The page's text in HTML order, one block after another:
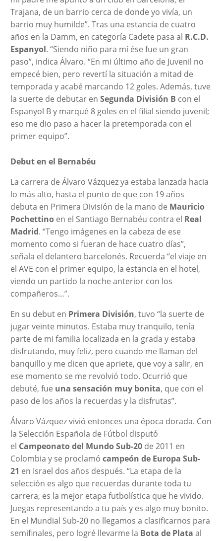
Trajana, de un barrio cerca de donde yo vivía, un
barrio muy humilde”. Tras una estancia de cuatro
años en la Damm, en categoría Cadete pasa al R.C.D.
Espanyol. “Siendo niño para mí ése fue un gran
paso”, indica Álvaro. “En mi último año de Juvenil no
empecé bien, pero revertí la situación a mitad de
temporada y acabé marcando 12 goles. Además, tuve
la suerte de debutar en Segunda División B con el
Espanyol B y marqué 8 goles en el filial siendo juvenil;
eso me dio paso a hacer la pretemporada con el
primer equipo”.
Debut en el Bernabéu
La carrera de Álvaro Vázquez ya estaba lanzada hacia
lo más alto, hasta el punto de que con 19 años
debuta en Primera División de la mano de Mauricio
Pochettinoen el Santiago Bernabéu contra el Real
Madrid. “Tengo imágenes en la cabeza de ese
momento como si fueran de hace cuatro días”,
señala el delantero barcelonés. Recuerda “el viaje en
el AVE con el primer equipo, la estancia en el hotel,
viendo un partido la noche anterior con los
compañeros…”.
En su debut en Primera División, tuvo “la suerte de
jugar veinte minutos. Estaba muy tranquilo, tenía
parte de mi familia localizada en la grada y estaba
disfrutando, muy feliz, pero cuando me llaman del
banquillo y me dicen que apriete, que voy a salir, en
ese momento se me revolvió todo. Ocurrió que
debuté, fue una sensación muy bonita, que con el
paso de los años la recuerdas y la disfrutas”.
Álvaro Vázquez vivió entonces una época dorada. Con
la Selección Española de Fútbol disputó
el Campeonato del Mundo Sub-20de 2011 en
Colombia y se proclamó campeón de Europa Sub-
21 en Israel dos años después. “La etapa de la
selección es algo que recuerdas durante toda tu
carrera, es la mejor etapa futbolística que he vivido.
Juegas representando a tu país y es algo muy bonito.
En el Mundial Sub-20 no llegamos a clasificarnos para
semifinales, pero logré llevarme la Bota de Plata al